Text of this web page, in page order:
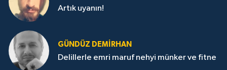
Artık uyanın!
GÜNDÜZ DEMIRHAN
Delillerle emri maruf nehyi münker ve fitne